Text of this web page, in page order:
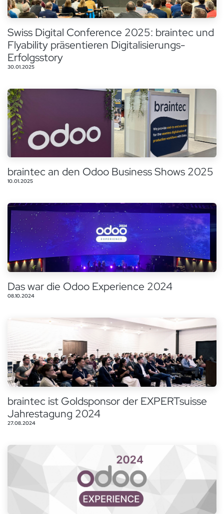
Swiss Digital Conference 2025: braintec und
Flyability präsentieren Digitalisierungs-
Erfolgsstory
30.01.2025
braintec an den Odoo Business Shows 2025
10.01.2025
Das war die Odoo Experience 2024
08.10.2024
braintec ist Goldsponsor der EXPERTsuisse
Jahrestagung 2024
27.08.2024